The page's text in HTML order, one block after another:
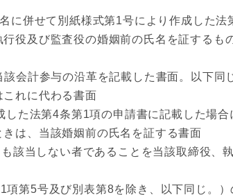
併せて別紙様式第1号により作成した法
役及び監査役の婚姻前の氏名を証するも
会計参与の沿革を記載した書面。以下同
れに代わる書面
た法第4条第1項の申請書に記載した場合
は、当該婚姻前の氏名を証する書面
当しない者であることを当該取締役、
第5号及び別表第8を除き、以下同じ。）